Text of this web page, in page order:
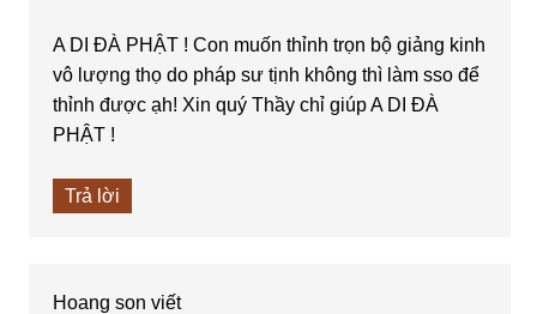
A DI ĐÀ PHẬT ! Con muốn thỉnh trọn bộ giảng kinh
vô lượng thọ do pháp sư tịnh không thì làm sso để
thỉnh được ạh! Xin quý Thầy chỉ giúp A DI ĐÀ
PHẬT !
Trả lời
Hoang son viết